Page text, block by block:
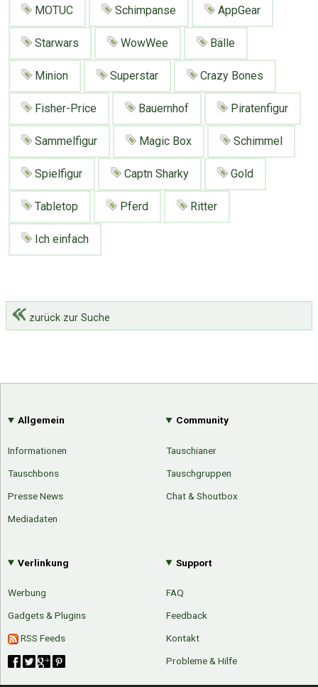
Mit Email Twitter Facebook
Google Neu hier?
Über Tauschbu↔de
Mediadaten
Presse News
Kategorien
Erweitere Suche
Suchanfragen
Zufallsartikel
Kategoriewolke
MOTUC Schimpanse AppGear
Starwars WowWee Bälle
Minion Superstar Crazy Bones
Fisher-Price Bauernhof Piratenfigur
Sammelfigur Magic Box Schimmel
Spielfigur Captn Sharky Gold
Tabletop Pferd Ritter
Ich einfach
zurück zur Suche
Allgemein
Informationen
Tauschbons
Presse News
Mediadaten
Community
Tauschianer
Tauschgruppen
Chat & Shoutbox
Verlinkung
Werbung
Gadgets & Plugins
RSS Feeds
Support
FAQ
Feedback
Kontakt
Probleme & Hilfe